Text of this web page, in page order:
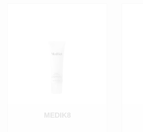
MEDIK8